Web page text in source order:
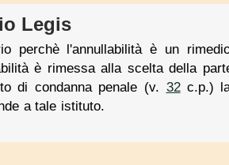
Legis
perchè l'annullabilità è un
è rimessa alla scelta della
di condanna penale (v. 32c.p.) la
a tale istituto.